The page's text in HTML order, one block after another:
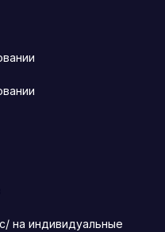
на индивидуальные